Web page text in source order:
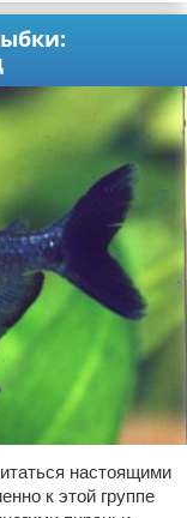
настоящими
к этой группе